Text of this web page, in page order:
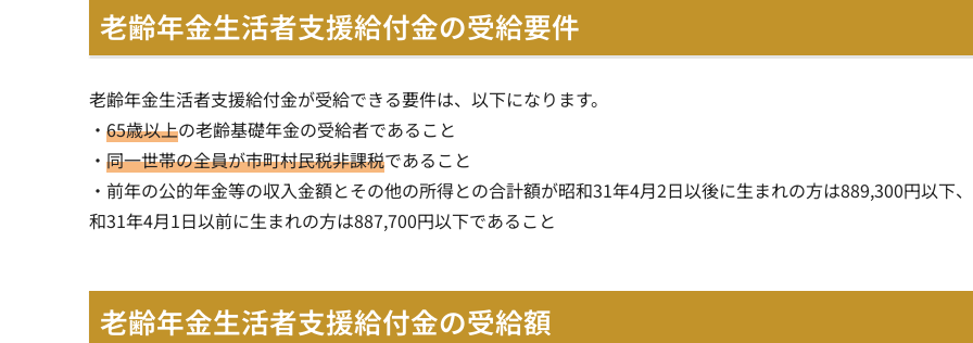
老齢年金生活者支援給付金の受給要件
老齢年金生活者支援給付金が受給できる要件は、以下になります。
・ 65歳以上の老齢基礎年金の受給者であること
・ 同一世帯の全員が市町村民税非課税であること
・前年の公的年金等の収入金額とその他の所得との合計額が昭和31年4月2日以後に生まれの方は889,300円以下
和31年4月1日以前に生まれの方は887,700円以下であること
老齢年金生活者支援給付金の受給額